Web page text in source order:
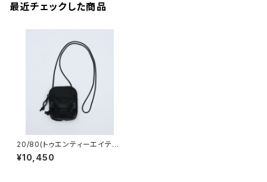
最近チェックした商品
20/80(トゥエンティーエイティ
ー) CORDURA #610 NECK
POUCH WITH LEATHER PO
¥10,450